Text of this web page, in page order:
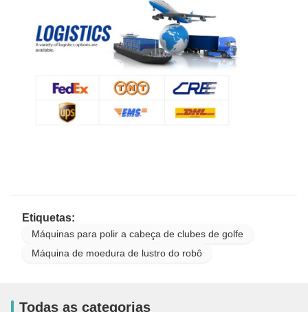
Etiquetas:
Máquinas para polir a cabeça de clubes de golfe
Máquina de moedura de lustro do robô
Todas as categorias